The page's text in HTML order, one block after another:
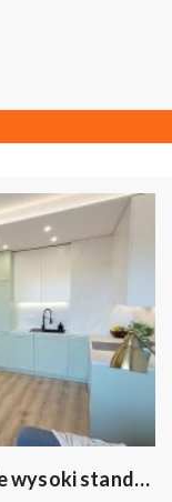
Piano Park, 2 pokojowe mieszkanie wysoki standard bez prowizii